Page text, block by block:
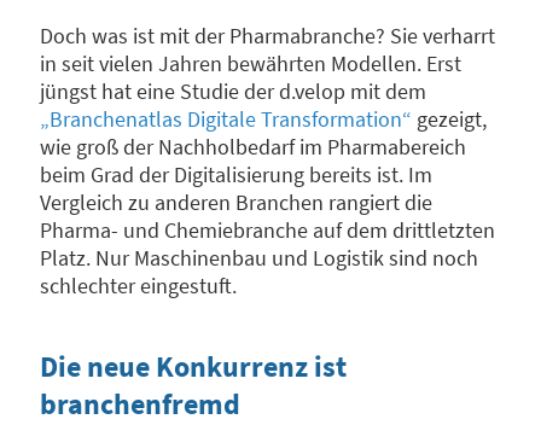
Doch was ist mit der Pharmabranche? Sie verharrt
in seit vielen Jahren bewährten Modellen. Erst
jüngst hat eine Studie der d.velop mit dem
„Branchenatlas Digitale Transformation“ gezeigt,
wie groß der Nachholbedarf im Pharmabereich
beim Grad der Digitalisierung bereits ist. Im
Vergleich zu anderen Branchen rangiert die
Pharma- und Chemiebranche auf dem drittletzten
Platz. Nur Maschinenbau und Logistik sind noch
schlechter eingestuft.
Die neue Konkurrenz ist
branchenfremd